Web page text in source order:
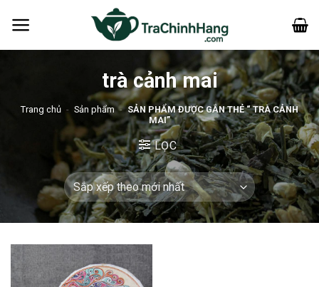
qua
trà cảnh mai
Trang chủ - Sản phẩm - SẢN PHẨM ĐƯỢC GẮN THẺ “ TRÀ CẢNH
MAI”
LỌC